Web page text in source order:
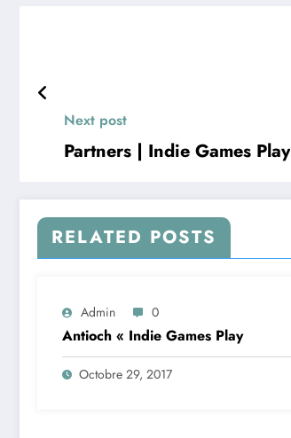
Next post
Partners | Indie Games Play
RELATED POSTS
Admin 0
Antioch « Indie Games Play
Octobre 29, 2017